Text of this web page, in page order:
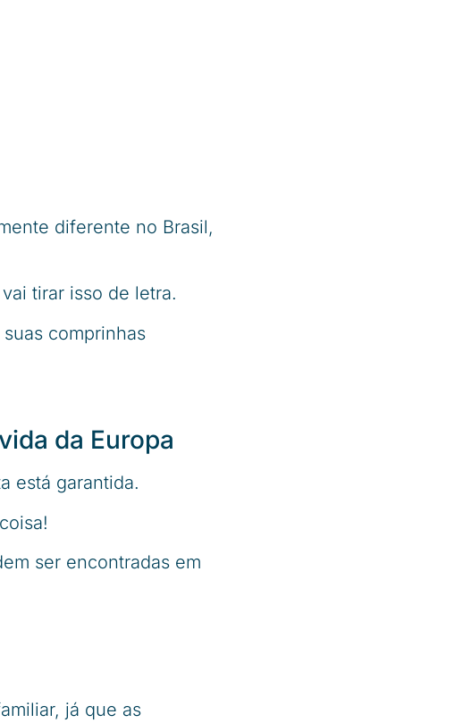
diferente no Brasil,
tirar isso de letra.
comprinhas
da Europa
está garantida.
ser encontradas em
já que as